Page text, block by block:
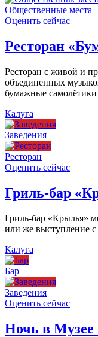
Общественные места
Оценить сейчас
Ресторан
Ресторан с живой и
объединенных
бумажные
Калуга
Заведения
Ресторан
Оценить сейчас
Гриль-бар
Гриль-бар «Крылья»
или же выступление с
Калуга
Бар
Заведения
Оценить сейчас
Ночь в Музее